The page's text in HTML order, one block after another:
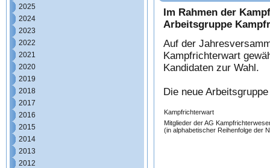
2025
2024
2023
2022
2021
2020
2019
2018
2017
2016
2015
2014
2013
2012
Im Rahmen der
Arbeitsgruppe
Auf der
Kampfrichterwart
Kandidaten zur Wahl.
Die neue
Kampfrichterwart
Mitglieder der AG
(in alphabetischer Reihenfolge der